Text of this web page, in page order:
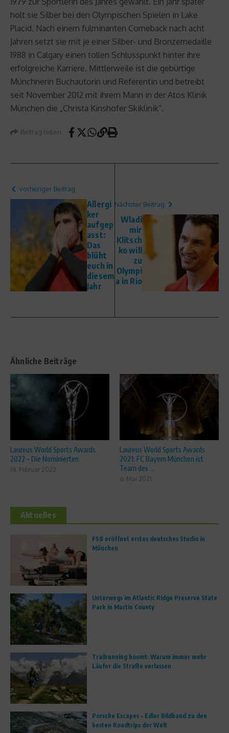
holt sie Silber bei den Olympischen Spielen in Lake
Placid. Nach einem fulminanten Comeback nach acht
Jahren setzt sie mit je einer Silber- und Bronzemedaille
1988 in Calgary einen tollen Schlusspunkt hinter ihre
erfolgreiche Karriere. Mittlerweile ist die gebürtige
Münchnerin Buchautorin und Referentin und betreibt
seit November 2012 mit ihrem Mann in der Atos Klinik
München die „Christa Kinshofer Skiklinik“.
Beitrag teilen
vorheriger Beitrag
Allergi
ker
aufgep
asst:
Das
blüht
euch in
diesem
Jahr
Nächster Beitrag
Wladi
mir
Klitsch
ko will
zu
Olympi
a in Rio
Ähnliche Beiträge
Laureus World Sports Awards
2022 – Die Nominierten
14. Februar 2022
Laureus World Sports Awards
2021: FC Bayern München ist
Team des ...
6. Mai 2021
Aktuelles
FS8 eröffnet erstes deutsches Studio in
München
Unterwegs im Atlantic Ridge Preserve State
Park in Martin County
Trailrunning boomt: Warum immer mehr
Läufer die Straße verlassen
Porsche Escapes – Edler Bildband zu den
besten Roadtrips der Welt